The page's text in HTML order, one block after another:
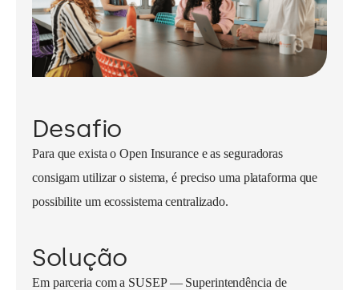
Desafio
Para que exista o Open Insurance e as seguradoras
consigam utilizar o sistema, é preciso uma plataforma que
possibilite um ecossistema centralizado.
Solução
Em parceria com a SUSEP — Superintendência de